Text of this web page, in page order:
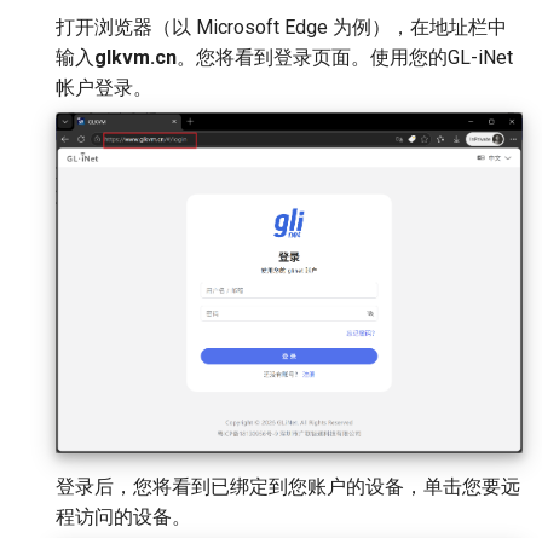
打开浏览器（以 Microsoft Edge 为例），在地址栏中
输入 glkvm.cn。您将看到登录页面。使用您的GL-iNet
帐户登录。
登录后，您将看到已绑定到您账户的设备，单击您要远
程访问的设备。